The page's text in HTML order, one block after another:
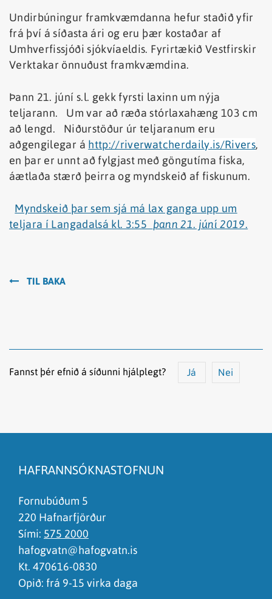
Undirbúningur framkvæmdanna hefur staðið yfir
frá því á síðasta ári og eru þær kostaðar af
Umhverfissjóði sjókvíaeldis. Fyrirtækið Vestfirskir
Verktakar önnuðust framkvæmdina.
Þann 21. júní s.l. gekk fyrsti laxinn um nýja
teljarann. Um var að ræða stórlaxahæng 103 cm
að lengd. Niðurstöður úr teljaranum eru
aðgengilegar á http://riverwatcherdaily.is/Rivers,
en þar er unnt að fylgjast með göngutíma fiska,
áætlaða stærð þeirra og myndskeið af fiskunum.
Myndskeið þar sem sjá má lax ganga upp um
teljara í Langadalsá kl. 3:55 þann 21. júní 2019.
TIL BAKA
Fannst þér efnið á síðunni hjálplegt? Já Nei
Það er of mikið efni á síðunni
Ég skil ekki efnið, finnst það of flókið
HAFRANNSÓKNASTOFNUN
Fornubúðum 5
220 Hafnarfjörður
Sími: 575 2000
hafogvatn@hafogvatn.is
Kt. 470616-0830
Opið: frá 9-15 virka daga